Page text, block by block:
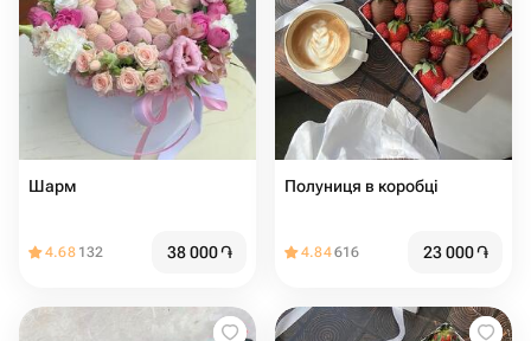
Шарм
4.68 132 38 000֏
Полуниця в коробці
4.84616 23 000֏